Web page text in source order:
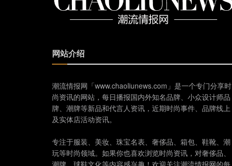
网站介绍
潮流情报网「www.chaoliunews.com」是一个专门分享时
尚资讯的网站，每日播报国内外知名品牌、小众设计师品
牌、潮牌等新品和代言人资讯，近期时尚事件、品牌线上
及实体店活动资讯。
专注于服装、美妆、珠宝名表、奢侈品、箱包、鞋靴、潮
玩等时尚领域。如果你也喜欢浏览时尚资讯，对奢侈品、